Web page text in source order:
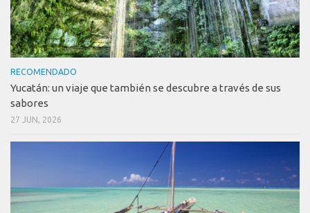
RECOMENDADO
Yucatán: un viaje que también se descubre a través de sus
sabores
27 JUN, 2026